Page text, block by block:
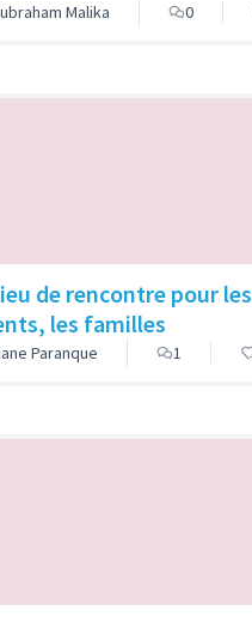
Malika 0
de rencontre pour les
les familles
Paranque 1